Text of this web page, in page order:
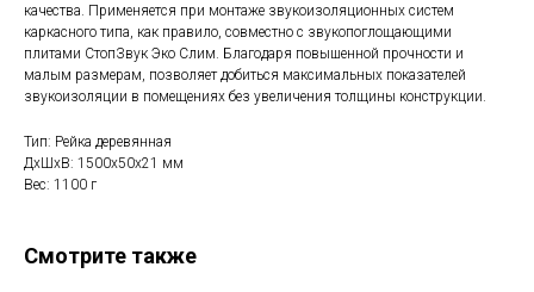
качества. Применяется при монтаже звукоизоляционных систем
каркасного типа, как правило, совместно с звукопоглощающими
плитами СтопЗвук Эко Слим. Благодаря повышенной прочности и
малым размерам, позволяет добиться максимальных показателей
звукоизоляции в помещениях без увеличения толщины конструкции.
Тип: Рейка деревянная
ДxШxВ: 1500x50x21 мм
Вес: 1100 г
Смотрите также